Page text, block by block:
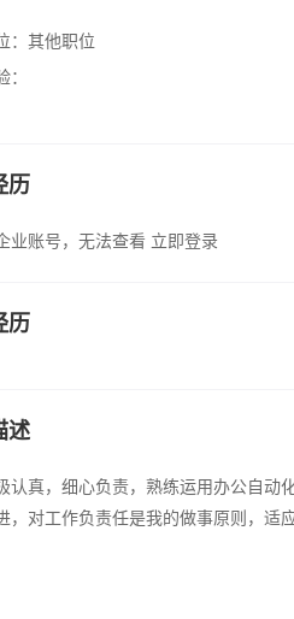
： 其他职位
：
历
业账号，无法查看 立即登录
历
述
认真，细心负责，熟练运用办公自动
，对工作负责任是我的做事原则，适